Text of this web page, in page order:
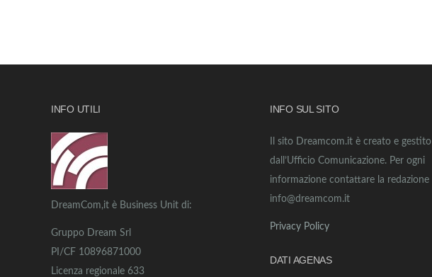
INFO UTILI
DreamCom,it è Business Unit di:
Gruppo Dream Srl
PI/CF 10896871000
Licenza regionale 633
INFO SUL SITO
Il sito Dreamcom.it è creato e gestito
dall’Ufficio Comunicazione. Per ogni
informazione contattare la redazione
info@dreamcom.it
Privacy Policy
DATI AGENAS